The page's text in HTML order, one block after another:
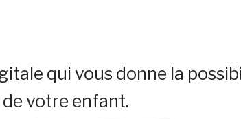
qui vous donne la
votre enfant.